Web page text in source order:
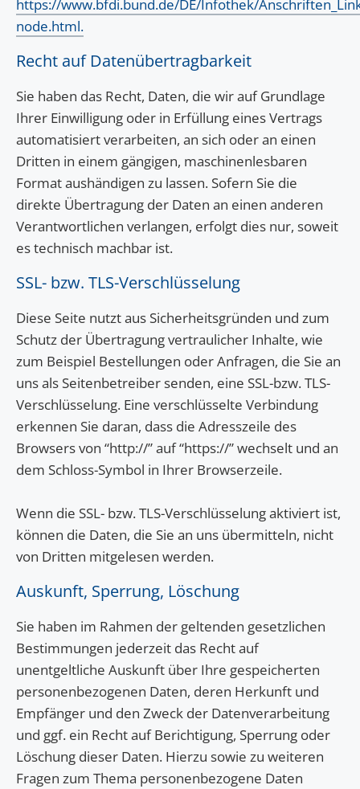
https://www.bfdi.bund.de/DE/Infothek/
node.html.
Recht auf Datenübertragbarkeit
Sie haben das Recht, Daten, die wir auf Grundlage
Ihrer Einwilligung oder in Erfüllung eines Vertrags
automatisiert verarbeiten, an sich oder an einen
Dritten in einem gängigen, maschinenlesbaren
Format aushändigen zu lassen. Sofern Sie die
direkte Übertragung der Daten an einen anderen
Verantwortlichen verlangen, erfolgt dies nur, soweit
es technisch machbar ist.
SSL- bzw. TLS-Verschlüsselung
Diese Seite nutzt aus Sicherheitsgründen und zum
Schutz der Übertragung vertraulicher Inhalte, wie
zum Beispiel Bestellungen oder Anfragen, die Sie an
uns als Seitenbetreiber senden, eine SSL-bzw. TLS-
Verschlüsselung. Eine verschlüsselte Verbindung
erkennen Sie daran, dass die Adresszeile des
Browsers von “http://” auf “https://” wechselt und an
dem Schloss-Symbol in Ihrer Browserzeile.
Wenn die SSL- bzw. TLS-Verschlüsselung aktiviert ist,
können die Daten, die Sie an uns übermitteln, nicht
von Dritten mitgelesen werden.
Auskunft, Sperrung, Löschung
Sie haben im Rahmen der geltenden gesetzlichen
Bestimmungen jederzeit das Recht auf
unentgeltliche Auskunft über Ihre gespeicherten
personenbezogenen Daten, deren Herkunft und
Empfänger und den Zweck der Datenverarbeitung
und ggf. ein Recht auf Berichtigung, Sperrung oder
Löschung dieser Daten. Hierzu sowie zu weiteren
Fragen zum Thema personenbezogene Daten